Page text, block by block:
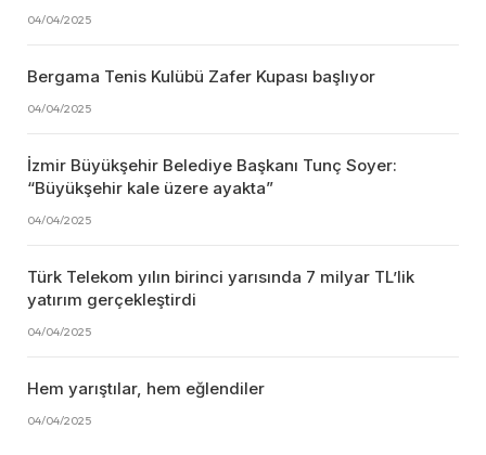
04/04/2025
Bergama Tenis Kulübü Zafer Kupası başlıyor
04/04/2025
İzmir Büyükşehir Belediye Başkanı Tunç Soyer:
“Büyükşehir kale üzere ayakta”
04/04/2025
Türk Telekom yılın birinci yarısında 7 milyar TL’lik
yatırım gerçekleştirdi
04/04/2025
Hem yarıştılar, hem eğlendiler
04/04/2025